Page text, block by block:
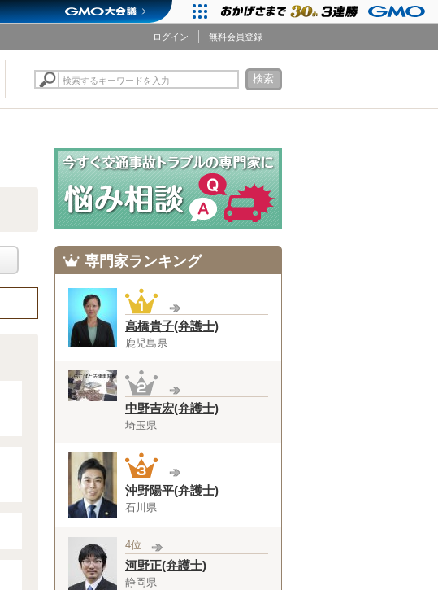
ログイン 無料会員登録
検索するキーワードを入力 検索
専門家ランキング
高橋貴子(弁護士)
鹿児島県
中野吉宏(弁護士)
埼玉県
沖野陽平(弁護士)
石川県
4位
河野正(弁護士)
静岡県